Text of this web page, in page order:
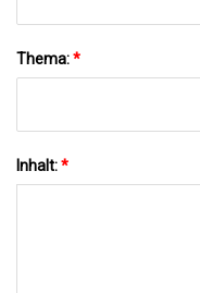
Thema:*
Inhalt:*